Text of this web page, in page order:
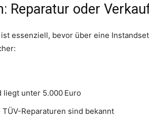
Reparatur oder
essenziell, bevor über eine
unter 5.000 Euro
Reparaturen sind bekannt